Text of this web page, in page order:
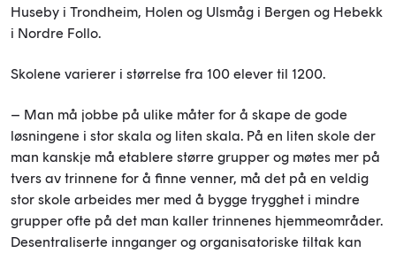
Huseby i Trondheim, Holen og Ulsmåg i Bergen og Hebekk
i Nordre Follo.
Skolene varierer i størrelse fra 100 elever til 1200.
– Man må jobbe på ulike måter for å skape de gode
løsningene i stor skala og liten skala. På en liten skole der
man kanskje må etablere større grupper og møtes mer på
tvers av trinnene for å finne venner, må det på en veldig
stor skole arbeides mer med å bygge trygghet i mindre
grupper ofte på det man kaller trinnenes hjemmeområder.
Desentraliserte innganger og organisatoriske tiltak kan